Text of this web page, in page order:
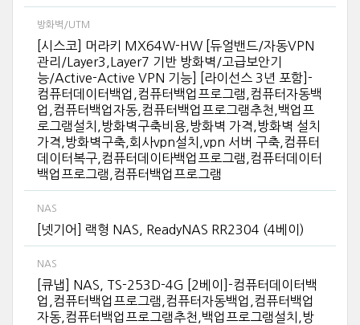
방화벽/UTM
[시스코] 머라키 MX64W-HW [듀얼밴드/자동VPN
관리/Layer3,Layer7 기반 방화벽/고급보안기
능/Active-Active VPN 기능] [라이선스 3년 포함]-
컴퓨터데이터백업,컴퓨터백업프로그램,컴퓨터자동백
업,컴퓨터백업자동,컴퓨터백업프로그램추천,백업프
로그램설치,방화벽구축비용,방화벽 가격,방화벽 설치
가격,방화벽구축,회사vpn설치,vpn 서버 구축,컴퓨터
데이터복구,컴퓨터데이타백업프로그램,컴퓨터데이터
백업프로그램,컴퓨터백업프로그램
NAS
[넷기어] 랙형 NAS, ReadyNAS RR2304 (4베이)
NAS
[큐냅] NAS, TS-253D-4G [2베이]-컴퓨터데이터백
업,컴퓨터백업프로그램,컴퓨터자동백업,컴퓨터백업
자동,컴퓨터백업프로그램추천,백업프로그램설치,방